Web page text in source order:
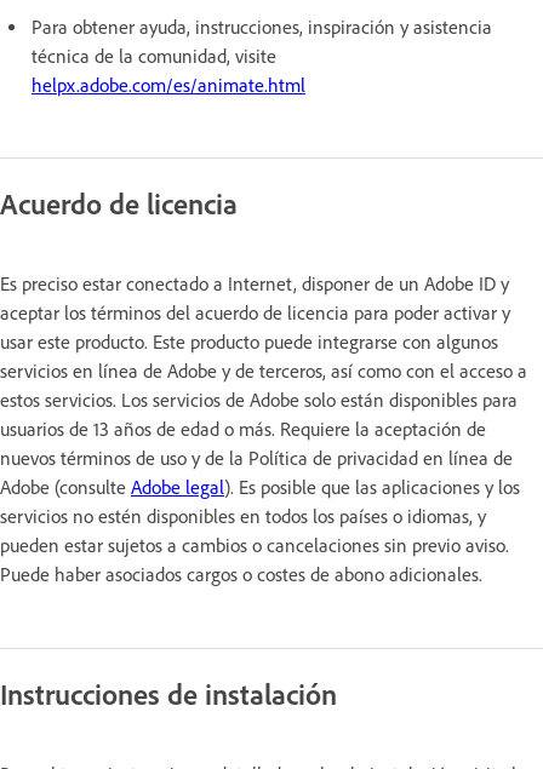
Para obtener ayuda, instrucciones, inspiración y asistencia
técnica de la comunidad, visite
helpx.adobe.com/es/animate.html
Acuerdo de licencia
Es preciso estar conectado a Internet, disponer de un Adobe ID y
aceptar los términos del acuerdo de licencia para poder activar y
usar este producto. Este producto puede integrarse con algunos
servicios en línea de Adobe y de terceros, así como con el acceso a
estos servicios. Los servicios de Adobe solo están disponibles para
usuarios de 13 años de edad o más. Requiere la aceptación de
nuevos términos de uso y de la Política de privacidad en línea de
Adobe (consulte Adobe legal). Es posible que las aplicaciones y los
servicios no estén disponibles en todos los países o idiomas, y
pueden estar sujetos a cambios o cancelaciones sin previo aviso.
Puede haber asociados cargos o costes de abono adicionales.
Instrucciones de instalación